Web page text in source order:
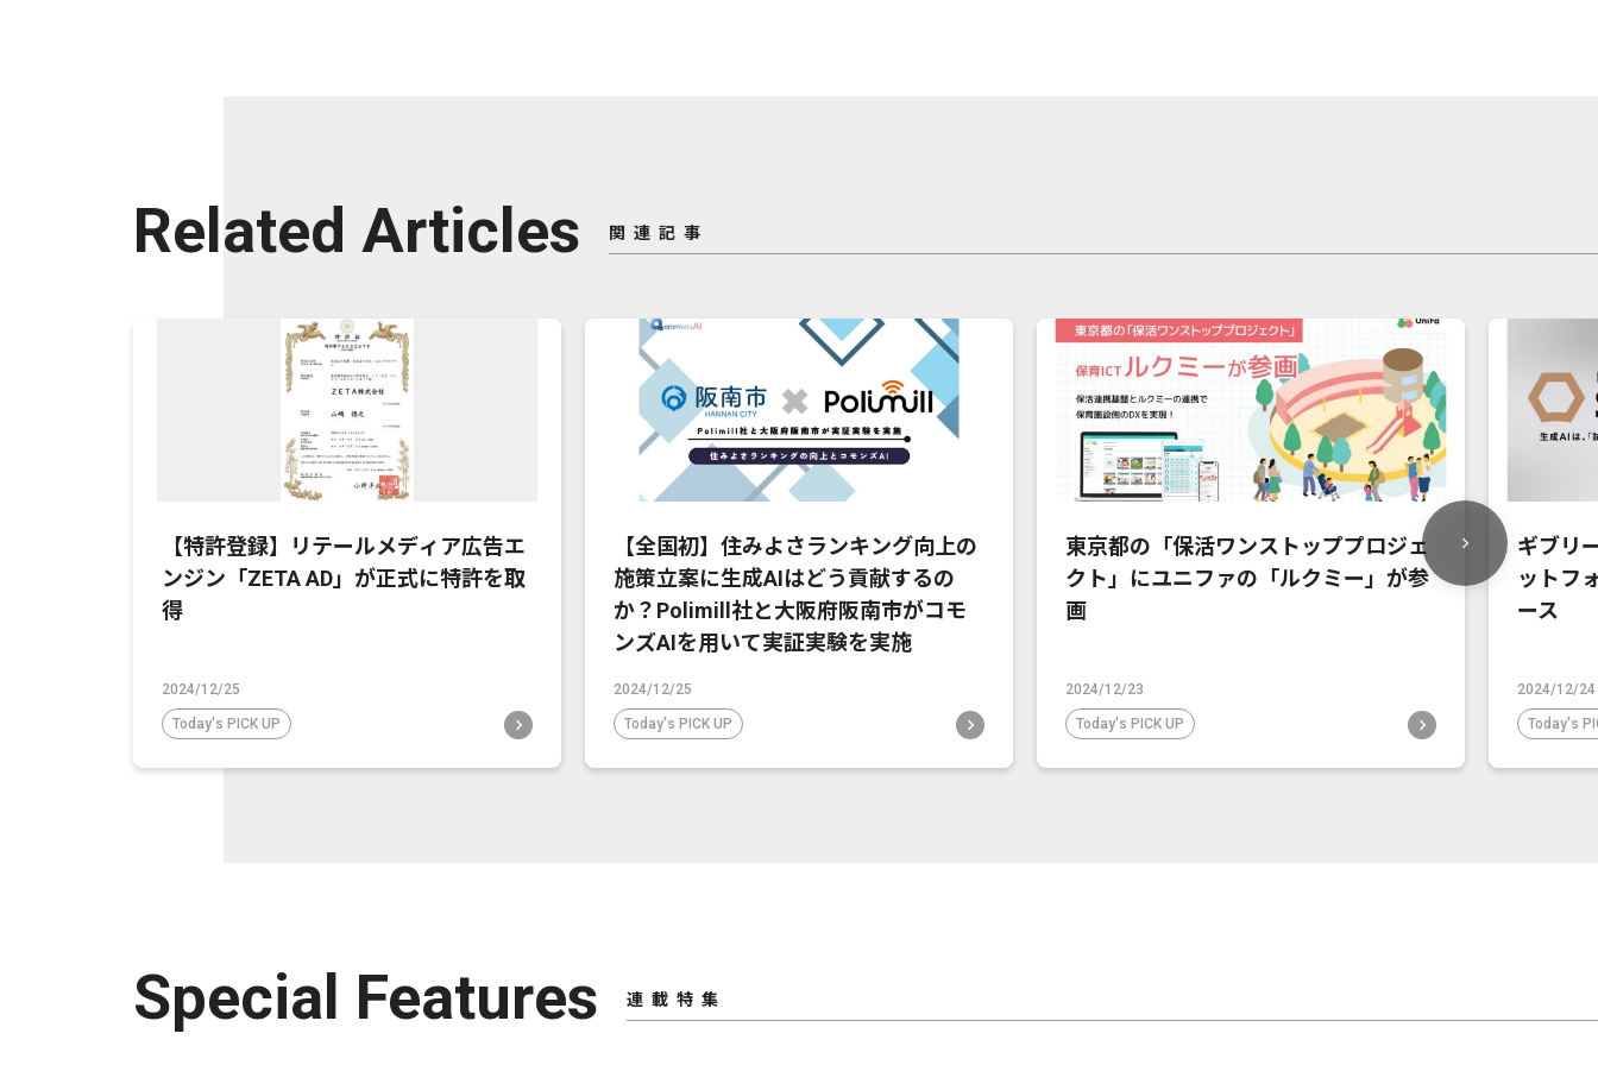
Related Articles 関連記事
【特許登録】リテールメディア広告エ
ンジン「ZETA AD」が正式に特許を取
得
2024/12/25
Today's PICK UP
【全国初】住みよさランキング向上の
施策立案に生成AIはどう貢献するの
か？Polimill社と大阪府阪南市がコモ
ンズAIを用いて実証実験を実施
2024/12/25
Today's PICK UP
東京都の「保活ワンストッププロジェ
クト」にユニファの「ルクミー」が参
画
2024/12/23
Today's PICK UP
ギブリ
ットフ
ース
2024/12/24
Today's
Special Features 連載特集